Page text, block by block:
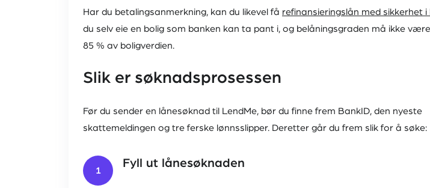
Har du betalingsanmerkning, kan du likevel få refinansieringslån med sikkerhet i
du selv eie en bolig som banken kan ta pant i, og belåningsgraden må ikke
85 % av boligverdien.
Slik er søknadsprosessen
Før du sender en lånesøknad til LendMe, bør du finne frem BankID, den nyeste
skattemeldingen og tre ferske lønnsslipper. Deretter går du frem slik for å søke:
1
Fyll ut lånesøknaden